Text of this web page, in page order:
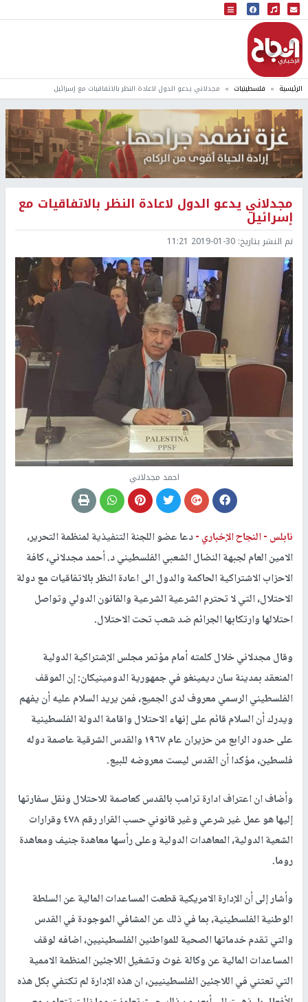
البث المباشر
إذاعة النجاح
الرئيسية فلسطينيات مجدلاني يدعو الدول لاعادة النظر بالاتفاقيات مع إسرائيل
مجدلاني يدعو الدول لاعادة النظر بالاتفاقيات مع
إسرائيل
تم النشر بتاريخ: 2019-01-30 11:21
احمد مجدلاني
نابلس -النجاح الإخباري -دعا عضو اللجنة التنفيذية لمنظمة التحرير،
الامين العام لجبهة النضال الشعبي الفلسطيني د. أحمد مجدلاني، كافة
الاحزاب الاشتراكية الحاكمة والدول الى اعادة النظر بالاتفاقيات مع دولة
الاحتلال، التي لا تحترم الشرعية الشرعية والقانون الدولي وتواصل
احتلالها وارتكابها الجرائم ضد شعب تحت الاحتلال.
وقال مجدلاني خلال كلمته أمام مؤتمر مجلس الإشتراكية الدولية
المنعقد بمدينة سان ديمينغو في جمهورية الدومينيكان: إن الموقف
الفلسطيني الرسمي معروف لدى الجميع، فمن يريد السلام عليه أن يفهم
ويدرك أن السلام قائم على إنهاء الاحتلال واقامة الدولة الفلسطينية
على حدود الرابع من حزيران عام ١٩٦٧ والقدس الشرقية عاصمة دوله
فلسطين، مؤكدا أن القدس ليست معروضه للبيع.
وأضاف ان اعتراف ادارة ترامب بالقدس كعاصمة للاحتلال ونقل سفارتها
إليها هو عمل غير شرعي وغير قانوني حسب القرار رقم ٤٧٨ وقرارات
الشعية الدولية، المعاهدات الدولية وعلى رأسها معاهدة جنيف ومعاهدة
روما.
وأشار إلى أن الإدارة الامريكية قطعت المساعدات المالية عن السلطة
الوطنية الفلسطينية، بما في ذلك عن المشافي الموجودة في القدس
والتي تقدم خدماتها الصحية للمواطنين الفلسطينيين، اضافه لوقف
المساعدات المالية عن وكالة غوث وتشغيل اللاجئين المنظمة الاممية
التي تعتني في اللاجئين الفلسطينيين، ان هذه الإدارة لم تكتفي بكل هذه